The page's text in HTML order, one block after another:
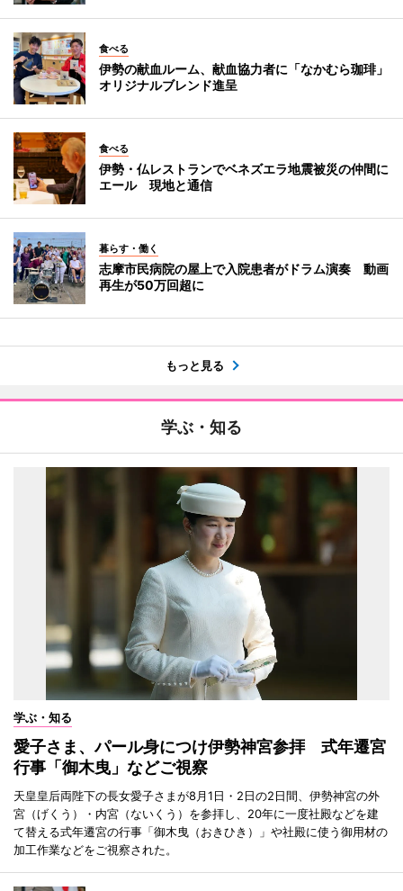
食べる
伊勢の献血ルーム、献血協力者に「なかむら珈琲」
オリジナルブレンド進呈
食べる
伊勢・仏レストランでベネズエラ地震被災の仲間に
エール 現地と通信
暮らす・働く
志摩市民病院の屋上で入院患者がドラム演奏 動画
再生が50万回超に
もっと見る
学ぶ・知る
学ぶ・知る
愛子さま、パール身につけ伊勢神宮参拝 式年遷宮
行事「御木曳」などご視察
天皇皇后両陛下の長女愛子さまが8月1日・2日の2日間、伊勢神宮の外
宮（げくう）・内宮（ないくう）を参拝し、20年に一度社殿などを建
て替える式年遷宮の行事「御木曳（おきひき）」や社殿に使う御用材の
加工作業などをご視察された。